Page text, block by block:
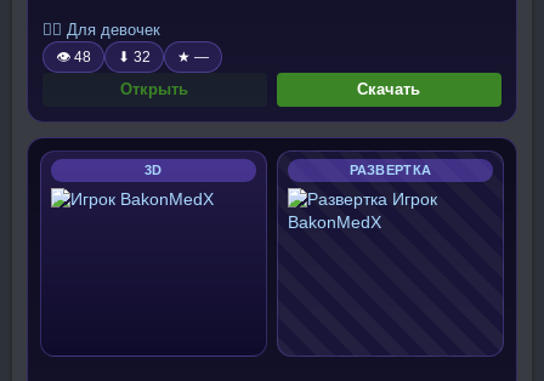
🧍‍♀️ Для девочек
👁 48 ⬇ 32 ★ —
Открыть Скачать
3D РАЗВЕРТКА